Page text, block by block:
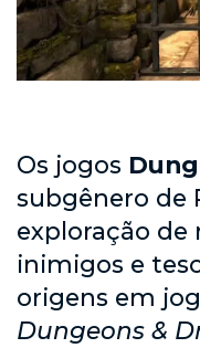
Os jogos
subgênero de
exploração de
inimigos e
origens em
Dungeons &